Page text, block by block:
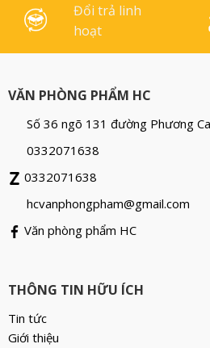
Đổi trả linh
hoạt
VĂN PHÒNG PHẨM HC
Số 36 ngõ 131 đường Phương
0332071638
0332071638
hcvanphongpham@gmail.com
Văn phòng phẩm HC
THÔNG TIN HỮU ÍCH
Tin tức
Giới thiệu